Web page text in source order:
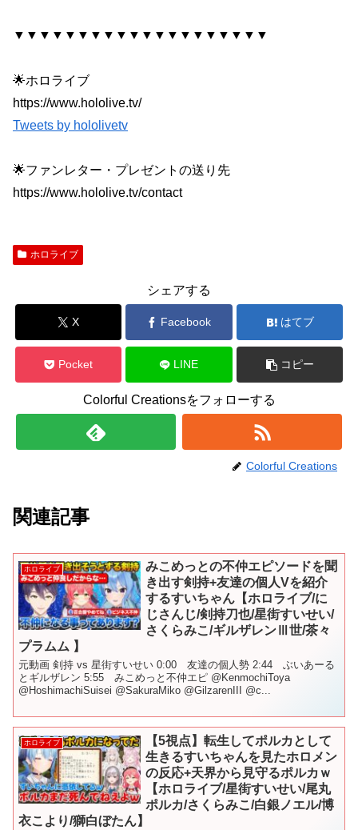
▼▼▼▼▼▼▼▼▼▼▼▼▼▼▼▼▼▼▼▼
🌟ホロライブ
https://www.hololive.tv/
Tweets by hololivetv
🌟ファンレター・プレゼントの送り先
https://www.hololive.tv/contact
ホロライブ
シェアする
X Facebook はてブ
Pocket LINE コピー
Colorful Creationsをフォローする
Colorful Creations
関連記事
ホロライブ
みこめっとの不仲エピソードを聞
き出す剣持+友達の個人Vを紹介
するすいちゃん【ホロライブ/に
じさんじ/剣持刀也/星街すいせい/
さくらみこ/ギルザレンⅢ世/茶々
プラムム 】
元動画 剣持 vs 星街すいせい 0:00 友達の個人勢 2:44 ぶいあーる
とギルザレン 5:55 みこめっと不仲エピ @KenmochiToya
@HoshimachiSuisei @SakuraMiko @GilzarenIII @c...
ホロライブ
【5視点】転生してポルカとして
生きるすいちゃんを見たホロメン
の反応+天界から見守るポルカｗ
【ホロライブ/星街すいせい/尾丸
ポルカ/さくらみこ/白銀ノエル/博
衣こより/獅白ぼたん】